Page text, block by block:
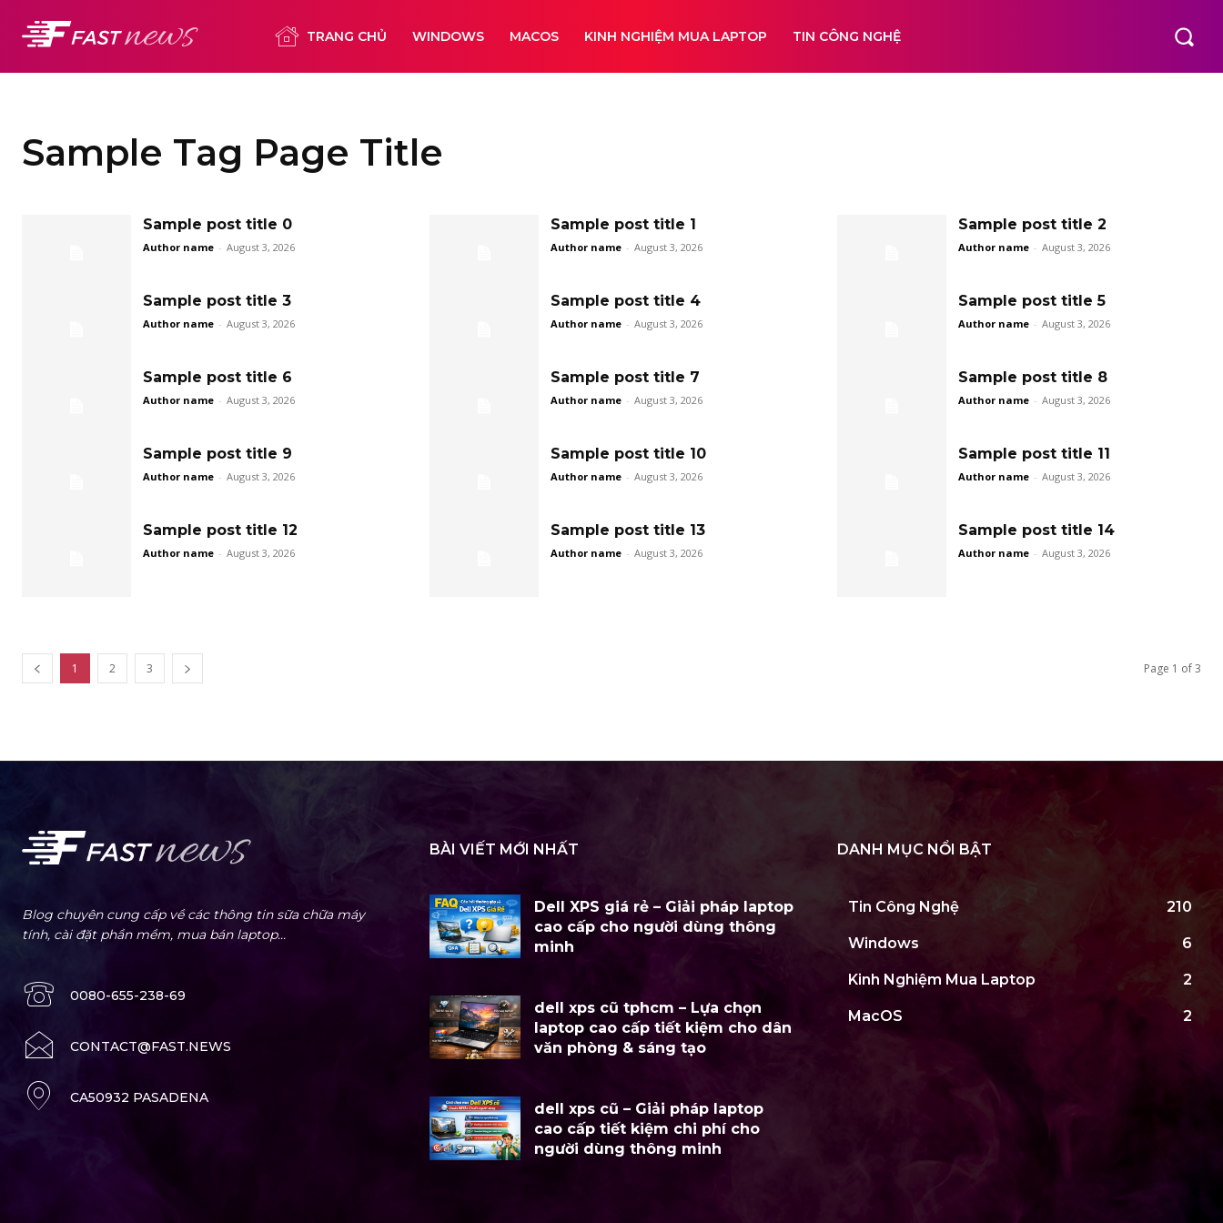
TRANG CHỦ WINDOWS MACOS KINH NGHIỆM MUA LAPTOP TIN CÔNG NGHỆ
Sample Tag Page Title
Sample post title 0
Author name - August 3, 2026
Sample post title 1
Author name - August 3, 2026
Sample post title 2
Author name - August 3, 2026
Sample post title 3
Author name - August 3, 2026
Sample post title 4
Author name - August 3, 2026
Sample post title 5
Author name - August 3, 2026
Sample post title 6
Author name - August 3, 2026
Sample post title 7
Author name - August 3, 2026
Sample post title 8
Author name - August 3, 2026
Sample post title 9
Author name - August 3, 2026
Sample post title 10
Author name - August 3, 2026
Sample post title 11
Author name - August 3, 2026
Sample post title 12
Author name - August 3, 2026
Sample post title 13
Author name - August 3, 2026
Sample post title 14
Author name - August 3, 2026
1 2 3 Page 1 of 3
Blog chuyên cung cấp về các thông tin sữa chữa máy
tính, cài đặt phần mềm, mua bán laptop...
0080-655-238-69
CONTACT@FAST.NEWS
CA50932 PASADENA
BÀI VIẾT MỚI NHẤT
Dell XPS giá rẻ – Giải pháp laptop
cao cấp cho người dùng thông
minh
dell xps cũ tphcm – Lựa chọn
laptop cao cấp tiết kiệm cho dân
văn phòng & sáng tạo
dell xps cũ – Giải pháp laptop
cao cấp tiết kiệm chi phí cho
người dùng thông minh
DANH MỤC NỔI BẬT
Tin Công Nghệ 210
Windows 6
Kinh Nghiệm Mua Laptop 2
MacOS 2